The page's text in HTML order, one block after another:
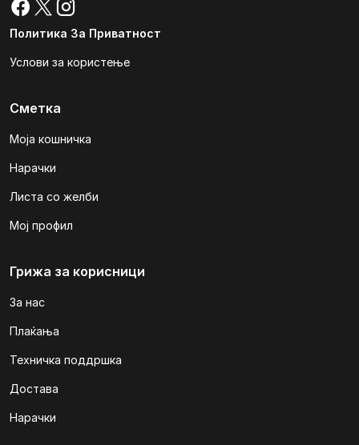
Политика За Приватност
Услови за користење
Сметка
Моја кошничка
Нарачки
Листа со желби
Мој профил
Грижа за корисници
За нас
Плаќања
Техничка поддршка
Достава
Нарачки